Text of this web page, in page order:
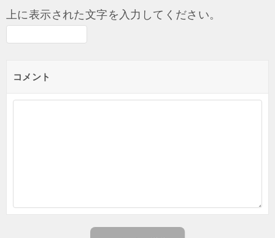
上に表示された文字を入力してください。
コメント